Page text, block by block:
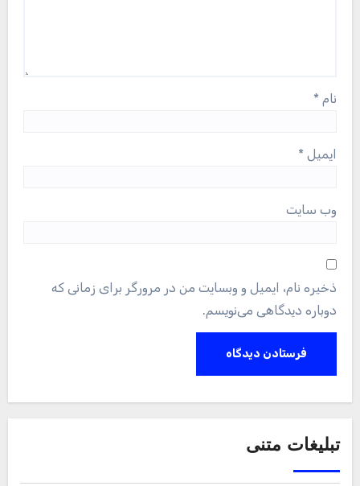
نام *
ایمیل *
وب‌ سایت
ذخیره نام، ایمیل و وبسایت من در مرورگر برای زمانی که
دوباره دیدگاهی می‌نویسم.
تبلیغات متنی